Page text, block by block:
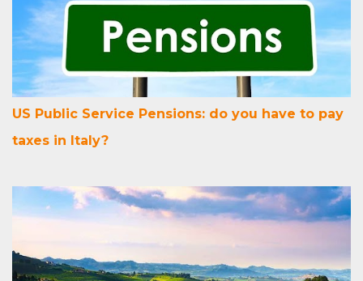
US Public Service Pensions: do you have to pay
taxes in Italy?